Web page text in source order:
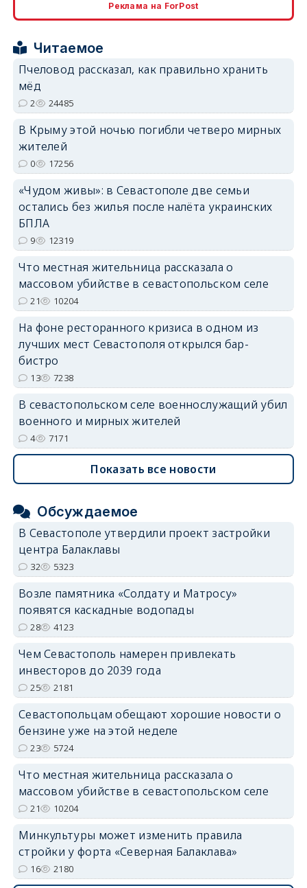
erid: 2SDnjdvhGXG
Реклама на ForPost
Читаемое
Пчеловод рассказал, как правильно хранить
мёд
2 24485
В Крыму этой ночью погибли четверо мирных
жителей
0 17256
«Чудом живы»: в Севастополе две семьи
остались без жилья после налёта украинских
БПЛА
9 12319
Что местная жительница рассказала о
массовом убийстве в севастопольском селе
21 10204
На фоне ресторанного кризиса в одном из
лучших мест Севастополя открылся бар-
бистро
13 7238
В севастопольском селе военнослужащий убил
военного и мирных жителей
4 7171
Показать все новости
Обсуждаемое
В Севастополе утвердили проект застройки
центра Балаклавы
32 5323
Возле памятника «Солдату и Матросу»
появятся каскадные водопады
28 4123
Чем Севастополь намерен привлекать
инвесторов до 2039 года
25 2181
Севастопольцам обещают хорошие новости о
бензине уже на этой неделе
23 5724
Что местная жительница рассказала о
массовом убийстве в севастопольском селе
21 10204
Минкультуры может изменить правила
стройки у форта «Северная Балаклава»
16 2180